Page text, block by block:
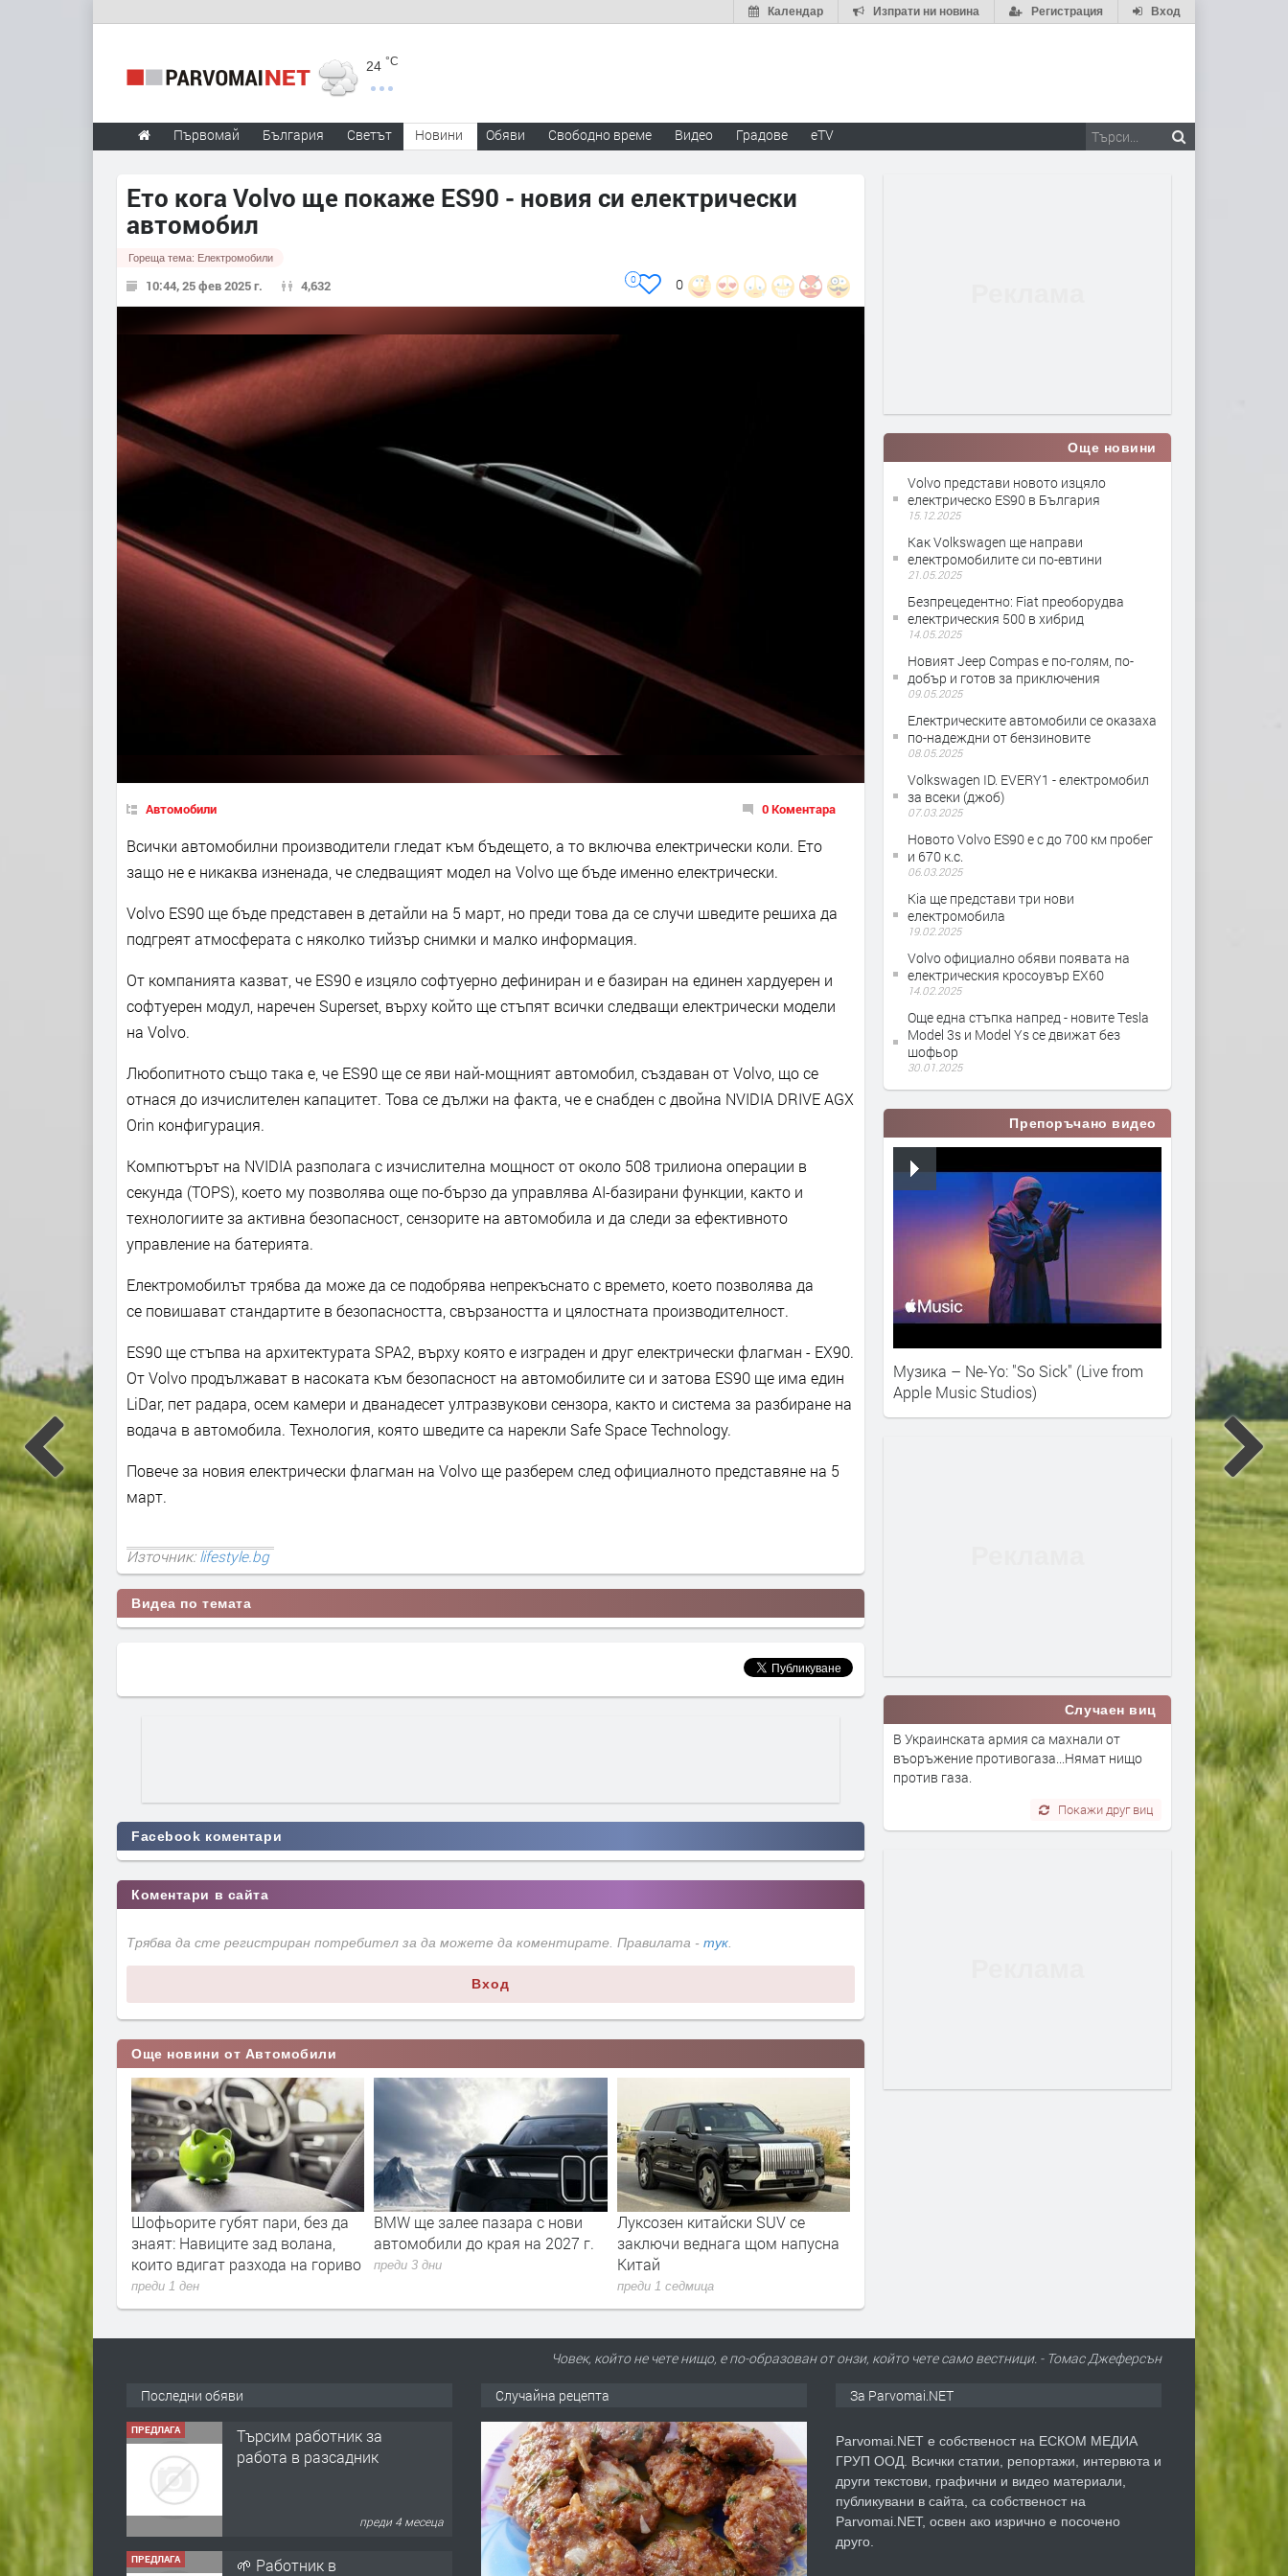
Вход
Регистрация
Изпрати ни новина
Календар
24 °C
Първомай България Светът Новини Обяви Свободно време Видео Градове eTV
Ето кога Volvo ще покаже ES90 - новия си електрически
автомобил
Гореща тема: Електромобили
10:44, 25 фев 2025 г. 4,632 0
0
Автомобили 0 Коментара
Всички автомобилни производители гледат към бъдещето, а то включва електрически коли. Ето
защо не е никаква изненада, че следващият модел на Volvo ще бъде именно електрически.
Volvo ES90 ще бъде представен в детайли на 5 март, но преди това да се случи шведите решиха да
подгреят атмосферата с няколко тийзър снимки и малко информация.
От компанията казват, че ES90 е изцяло софтуерно дефиниран и е базиран на единен хардуерен и
софтуерен модул, наречен Superset, върху който ще стъпят всички следващи електрически модели
на Volvo.
Любопитното също така е, че ES90 ще се яви най-мощният автомобил, създаван от Volvo, що се
отнася до изчислителен капацитет. Това се дължи на факта, че е снабден с двойна NVIDIA DRIVE AGX
Orin конфигурация.
Компютърът на NVIDIA разполага с изчислителна мощност от около 508 трилиона операции в
секунда (TOPS), което му позволява още по-бързо да управлява AI-базирани функции, както и
технологиите за активна безопасност, сензорите на автомобила и да следи за ефективното
управление на батерията.
Електромобилът трябва да може да се подобрява непрекъснато с времето, което позволява да
се повишават стандартите в безопасността, свързаността и цялостната производителност.
ES90 ще стъпва на архитектурата SPA2, върху която е изграден и друг електрически флагман - EX90.
От Volvo продължават в насоката към безопасност на автомобилите си и затова ES90 ще има един
LiDar, пет радара, осем камери и дванадесет ултразвукови сензора, както и система за разбиране на
водача в автомобила. Технология, която шведите са нарекли Safe Space Technology.
Повече за новия електрически флагман на Volvo ще разберем след официалното представяне на 5
март.
Източник: lifestyle.bg
Видеа по темата
Facebook коментари
Коментари в сайта
Трябва да сте регистриран потребител за да можете да коментирате. Правилата - тук
Вход
Още новини от Автомобили
ви
разорява
Шофьорите губят пари, без да
знаят: Навиците зад волана,
които вдигат разхода на гориво
преди 1 ден
BMW ще залее пазара с нови
автомобили до края на 2027 г.
преди 3 дни
Луксозен китайски SUV се
заключи веднага щом напусна
Китай
преди 1 седмица
Aston Martin пусна
серия на Vanquish по
преди 2 седмици
Още новини
Volvo представи новото изцяло
електрическо ES90 в България
15.12.2025
Как Volkswagen ще направи
електромобилите си по-евтини
21.05.2025
Безпрецедентно: Fiat преоборудва
електрическия 500 в хибрид
14.05.2025
Новият Jeep Compas е по-голям, по-
добър и готов за приключения
09.05.2025
Електрическите автомобили се оказаха
по-надеждни от бензиновите
08.05.2025
Volkswagen ID. EVERY1 - електромобил
за всеки (джоб)
07.03.2025
Новото Volvo ES90 е с до 700 км пробег
и 670 к.с.
06.03.2025
Kia ще представи три нови
електромобила
19.02.2025
Volvo официално обяви появата на
електрическия кросоувър EX60
14.02.2025
Още една стъпка напред - новите Тesla
Model 3s и Model Ys се движат без
шофьор
30.01.2025
Препоръчано видео
Музика – Ne-Yo: "So Sick" (Live from
Apple Music Studios)
Случаен виц
В Украинската армия са махнали от
въоръжение противогаза...Нямат нищо
против газа.
Покажи друг виц
Човек, който не чете нищо, е по-образован от онзи, който чете само вестници. - Томас Джеферсън
Последни обяви
ПРЕДЛАГА
Търсим работник за
работа в разсадник
преди 4 месеца
ПРЕДЛАГА 🌱 Работник в
Случайна рецепта За Parvomai.NET
Parvomai.NET е собственост на ЕСКОМ МЕДИА
ГРУП ООД. Всички статии, репортажи, интервюта и
други текстови, графични и видео материали,
публикувани в сайта, са собственост на
Parvomai.NET, освен ако изрично е посочено
друго.